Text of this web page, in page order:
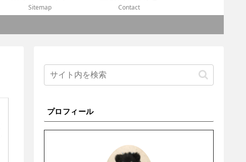
Sitemap
Contact
プロフィール